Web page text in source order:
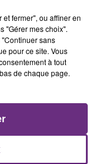
Softly (with His
fermer", ou affiner en
"Gérer mes choix".
sans
pour ce site. Vous
à tout
de chaque page.